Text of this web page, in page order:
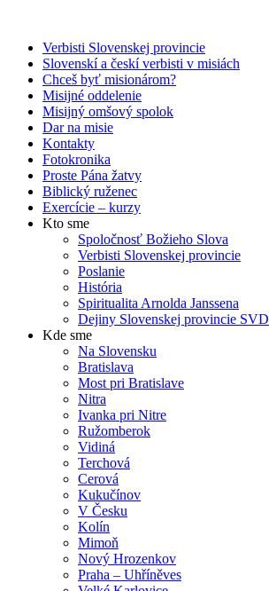
Verbisti Slovenskej provincie
Slovenskí a českí verbisti v misiách
Chceš byť misionárom?
Misijné oddelenie
Misijný omšový spolok
Dar na misie
Kontakty
Fotokronika
Proste Pána žatvy
Biblický ruženec
Exercície – kurzy
Kto sme
Spoločnosť Božieho Slova
Verbisti Slovenskej provincie
Poslanie
História
Spiritualita Arnolda Janssena
Dejiny Slovenskej provincie SVD
Kde sme
Na Slovensku
Bratislava
Most pri Bratislave
Nitra
Ivanka pri Nitre
Ružomberok
Vidiná
Terchová
Cerová
Kukučínov
V Česku
Kolín
Mimoň
Nový Hrozenkov
Praha – Uhříněves